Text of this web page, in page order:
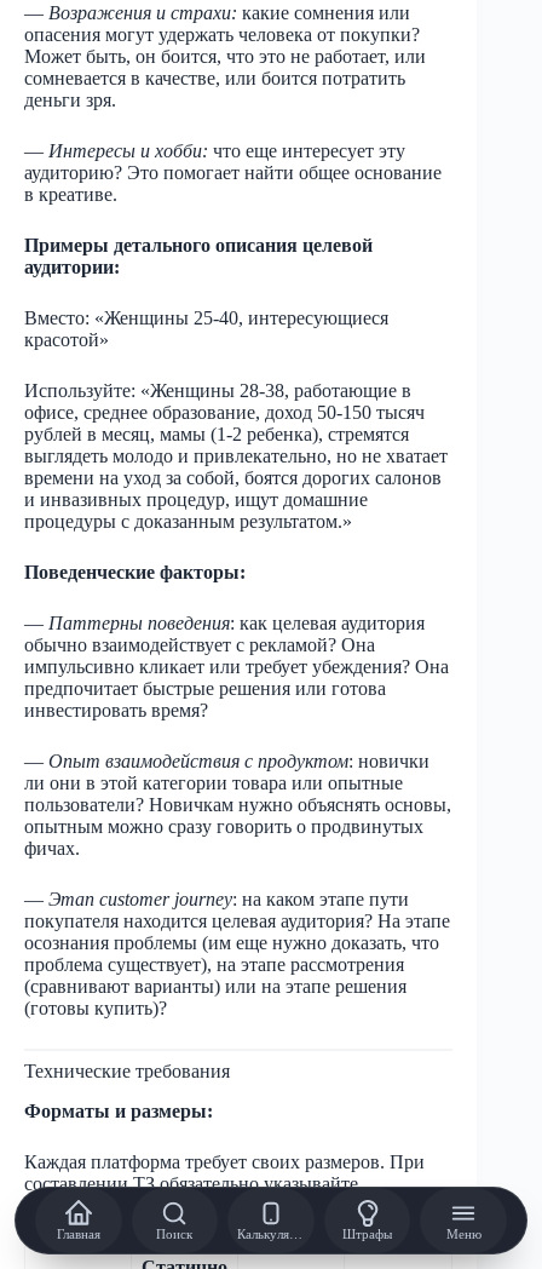
— Возражения и страхи: какие сомнения или
опасения могут удержать человека от покупки?
Может быть, он боится, что это не работает, или
сомневается в качестве, или боится потратить
деньги зря.
— Интересы и хобби: что еще интересует эту
аудиторию? Это помогает найти общее основание
в креативе.
Примеры детального описания целевой
аудитории:
Вместо: «Женщины 25-40, интересующиеся
красотой»
Используйте: «Женщины 28-38, работающие в
офисе, среднее образование, доход 50-150 тысяч
рублей в месяц, мамы (1-2 ребенка), стремятся
выглядеть молодо и привлекательно, но не хватает
времени на уход за собой, боятся дорогих салонов
и инвазивных процедур, ищут домашние
процедуры с доказанным результатом.»
Поведенческие факторы:
— Паттерны поведения: как целевая аудитория
обычно взаимодействует с рекламой? Она
импульсивно кликает или требует убеждения? Она
предпочитает быстрые решения или готова
инвестировать время?
— Опыт взаимодействия с продуктом: новички
ли они в этой категории товара или опытные
пользователи? Новичкам нужно объяснять основы,
опытным можно сразу говорить о продвинутых
фичах.
— Этап customer journey: на каком этапе пути
покупателя находится целевая аудитория? На этапе
осознания проблемы (им еще нужно доказать, что
проблема существует), на этапе рассмотрения
(сравнивают варианты) или на этапе решения
(готовы купить)?
Технические требования
Форматы и размеры:
Каждая платформа требует своих размеров. При
составлении ТЗ обязательно указывайте
конкретные размеры:
Главная Поиск Штрафы Меню